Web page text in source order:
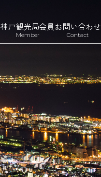
神戸観光局会員
Member
お問い合わせ
Contact